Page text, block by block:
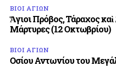
ΒΙΟΙ ΑΓΙΩΝ
Ἅγιοι Πρόβος, Τάραχος
Μάρτυρες (12 Οκτωβρίου)
ΒΙΟΙ ΑΓΙΩΝ
Οσίου Αντωνίου του